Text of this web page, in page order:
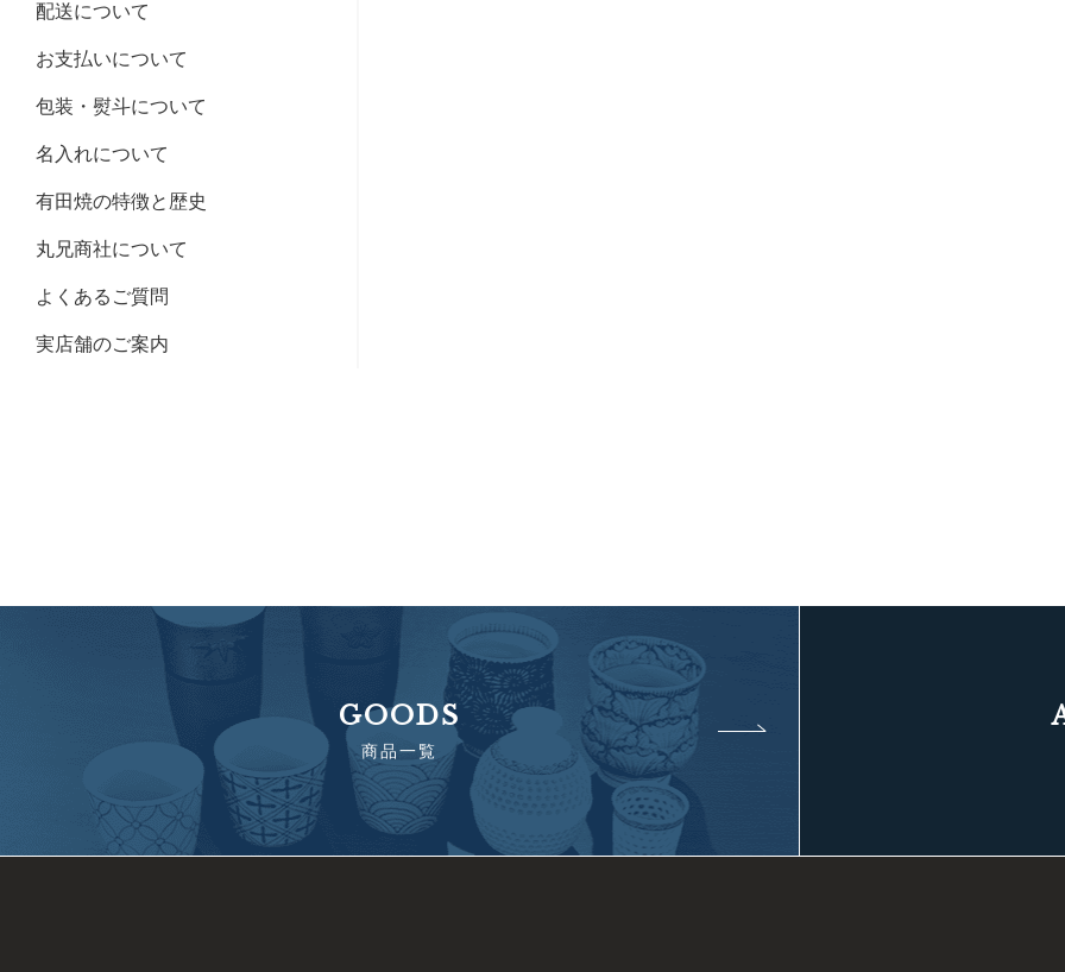
配送について
お支払いについて
包装・熨斗について
名入れについて
有田焼の特徴と歴史
丸兄商社について
よくあるご質問
実店舗のご案内
GOODS
商品一覧